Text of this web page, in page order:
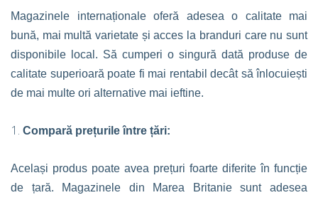
Magazinele internaționale oferă adesea o calitate mai
bună, mai multă varietate și acces la branduri care nu sunt
disponibile local. Să cumperi o singură dată produse de
calitate superioară poate fi mai rentabil decât să înlocuiești
de mai multe ori alternative mai ieftine.
Compară prețurile între țări:
Același produs poate avea prețuri foarte diferite în funcție
de țară. Magazinele din Marea Britanie sunt adesea